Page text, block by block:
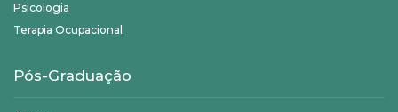
Psicologia
Terapia Ocupacional
Pós-Graduação